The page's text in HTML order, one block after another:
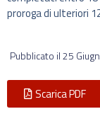
proroga di ulteriori
Pubblicato il25
Scarica PDF